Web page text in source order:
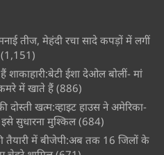
तीज, मेहंदी रचा सादे कपड़ों में लगीं
(1,151)
शाकाहारी:बेटी ईशा देओल बोलीं- मां
में खाते हैं (886)
दोस्ती खत्म:व्हाइट हाउस ने अमेरिका-
सुधारना मुश्किल (684)
तैयारी में बीजेपी:अब तक 16 जिलों के